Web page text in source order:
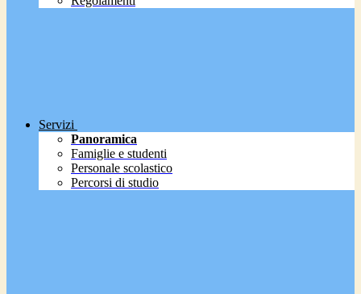
Servizi
Panoramica
Famiglie e studenti
Personale scolastico
Percorsi di studio